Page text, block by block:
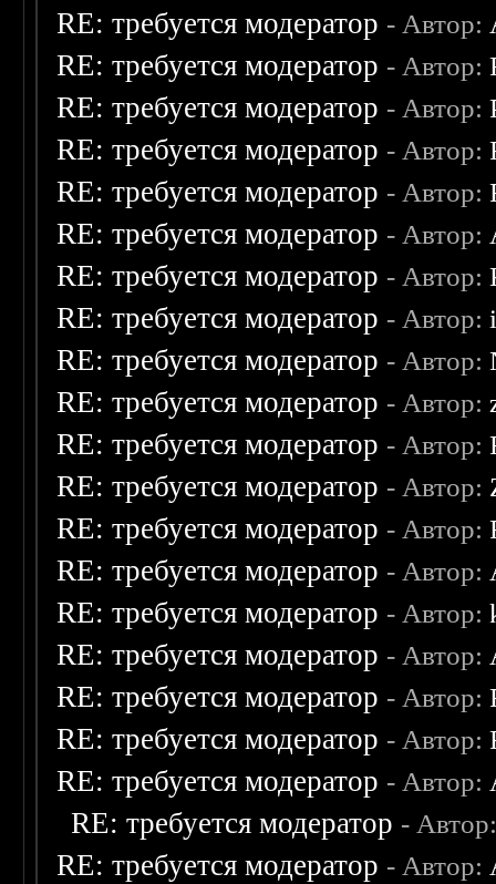
RE: требуется модератор - Автор:
RE: требуется модератор - Автор:
RE: требуется модератор - Автор:
RE: требуется модератор - Автор:
RE: требуется модератор - Автор:
RE: требуется модератор - Автор:
RE: требуется модератор - Автор:
RE: требуется модератор - Автор:
RE: требуется модератор - Автор:
RE: требуется модератор - Автор:
RE: требуется модератор - Автор:
RE: требуется модератор - Автор:
RE: требуется модератор - Автор:
RE: требуется модератор - Автор:
RE: требуется модератор - Автор:
RE: требуется модератор - Автор:
RE: требуется модератор - Автор:
RE: требуется модератор - Автор:
RE: требуется модератор - Автор:
RE: требуется модератор -
RE: требуется модератор - Автор: